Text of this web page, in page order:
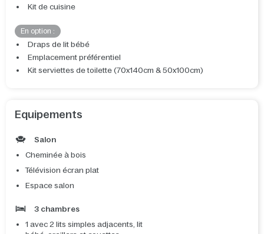
Kit de cuisine
En option :
Draps de lit bébé
Emplacement préférentiel
Kit serviettes de toilette (70x140cm & 50x100cm)
Equipements
Salon
Cheminée à bois
Télévision écran plat
Espace salon
3 chambres
1 avec 2 lits simples adjacents, lit